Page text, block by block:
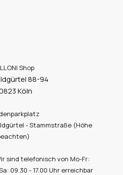
Shop
88-94
Köln
- Stammstraße (Höhe
sind telefonisch von Mo-Fr:
09.30 - 17.00 Uhr erreichbar